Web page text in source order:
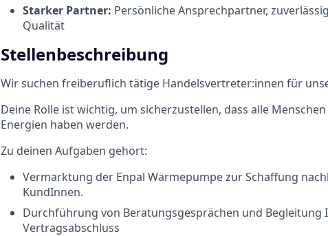
Starker Partner: Persönliche Ansprechpartner,
Qualität
Stellenbeschreibung
Wir suchen freiberuflich tätige Handelsvertreter:innen für
Deine Rolle ist wichtig, um sicherzustellen, dass alle
Energien haben werden.
Zu deinen Aufgaben gehört:
Vermarktung der Enpal Wärmepumpe zur Schaffung
KundInnen.
Durchführung von Beratungsgesprächen und Begleitung
Vertragsabschluss